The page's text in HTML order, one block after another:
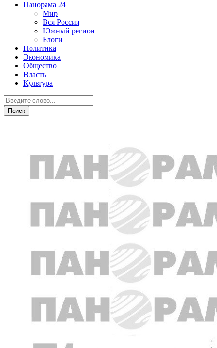
Панорама 24
Мир
Вся Россия
Южный регион
Блоги
Политика
Экономика
Общество
Власть
Культура